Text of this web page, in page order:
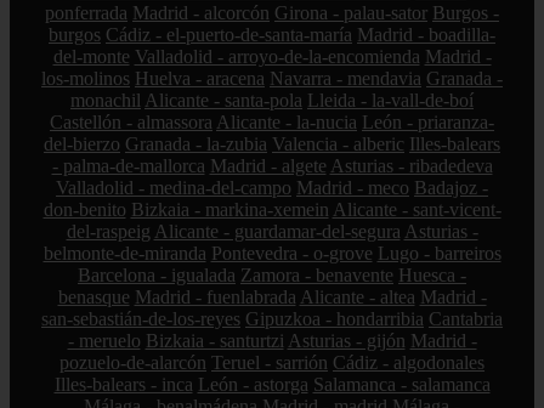
ponferrada Madrid - alcorcón Girona - palau-sator Burgos -
burgos Cádiz - el-puerto-de-santa-maría Madrid - boadilla-
del-monte Valladolid - arroyo-de-la-encomienda Madrid -
los-molinos Huelva - aracena Navarra - mendavia Granada -
monachil Alicante - santa-pola Lleida - la-vall-de-boí
Castellón - almassora Alicante - la-nucia León - priaranza-
del-bierzo Granada - la-zubia Valencia - alberic Illes-balears
- palma-de-mallorca Madrid - algete Asturias - ribadedeva
Valladolid - medina-del-campo Madrid - meco Badajoz -
don-benito Bizkaia - markina-xemein Alicante - sant-vicent-
del-raspeig Alicante - guardamar-del-segura Asturias -
belmonte-de-miranda Pontevedra - o-grove Lugo - barreiros
Barcelona - igualada Zamora - benavente Huesca -
benasque Madrid - fuenlabrada Alicante - altea Madrid -
san-sebastián-de-los-reyes Gipuzkoa - hondarribia Cantabria
- meruelo Bizkaia - santurtzi Asturias - gijón Madrid -
pozuelo-de-alarcón Teruel - sarrión Cádiz - algodonales
Illes-balears - inca León - astorga Salamanca - salamanca